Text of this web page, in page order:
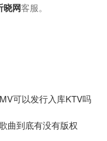
晓网客服。
可以发行入库KTV吗
曲到底有没有版权